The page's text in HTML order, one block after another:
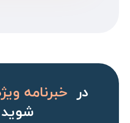
درخبرنامه
شوید